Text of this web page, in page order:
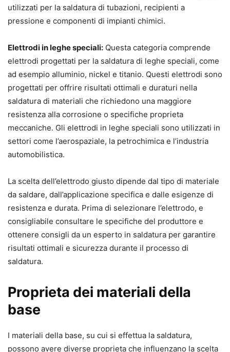
utilizzati per la saldatura di tubazioni, recipienti a
pressione e componenti di impianti chimici.
Elettrodi in leghe speciali: Questa categoria comprende
elettrodi progettati per la saldatura di leghe speciali, come
ad esempio alluminio, nickel e titanio. Questi elettrodi sono
progettati per offrire risultati ottimali e duraturi nella
saldatura di materiali che richiedono una maggiore
resistenza alla corrosione o specifiche proprieta
meccaniche. Gli elettrodi in leghe speciali sono utilizzati in
settori come l’aerospaziale, la petrochimica e l’industria
automobilistica.
La scelta dell’elettrodo giusto dipende dal tipo di materiale
da saldare, dall’applicazione specifica e dalle esigenze di
resistenza e durata. Prima di selezionare l’elettrodo, e
consigliabile consultare le specifiche del produttore e
ottenere consigli da un esperto in saldatura per garantire
risultati ottimali e sicurezza durante il processo di
saldatura.
Proprieta dei materiali della
base
I materiali della base, su cui si effettua la saldatura,
possono avere diverse proprieta che influenzano la scelta